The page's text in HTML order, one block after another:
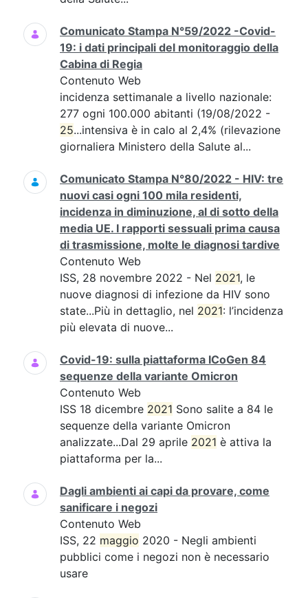
Comunicato Stampa N°59/2022 -Covid-
19: i dati principali del monitoraggio della
Cabina di Regia
Contenuto Web
incidenza settimanale a livello nazionale:
277 ogni 100.000 abitanti (19/08/2022 -
25...intensiva è in calo al 2,4% (rilevazione
giornaliera Ministero della Salute al...
Comunicato Stampa N°80/2022 - HIV: tre
nuovi casi ogni 100 mila residenti,
incidenza in diminuzione, al di sotto della
media UE. I rapporti sessuali prima causa
di trasmissione, molte le diagnosi tardive
Contenuto Web
ISS, 28 novembre 2022 - Nel 2021, le
nuove diagnosi di infezione da HIV sono
state...Più in dettaglio, nel 2021: l’incidenza
più elevata di nuove...
Covid-19: sulla piattaforma ICoGen 84
sequenze della variante Omicron
Contenuto Web
ISS 18 dicembre 2021 Sono salite a 84 le
sequenze della variante Omicron
analizzate...Dal 29 aprile 2021 è attiva la
piattaforma per la...
Dagli ambienti ai capi da provare, come
sanificare i negozi
Contenuto Web
ISS, 22 maggio 2020 - Negli ambienti
pubblici come i negozi non è necessario
usare